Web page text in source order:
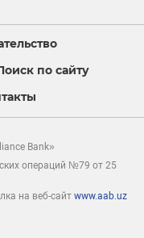
по сайту
Bank»
операций №79 от 25
на веб-сайт www.aab.uz